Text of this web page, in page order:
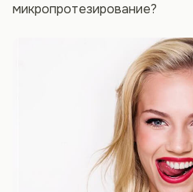
микропротезирование?